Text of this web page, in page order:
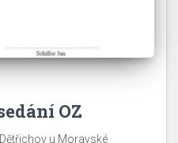
OZ
u Moravské